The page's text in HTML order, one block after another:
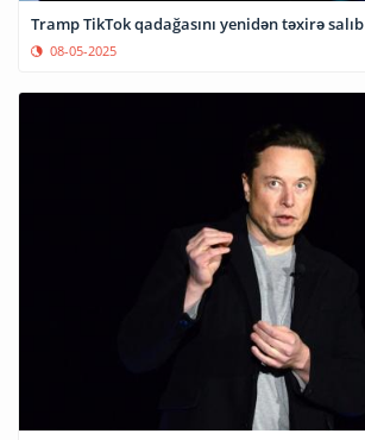
Tramp TikTok qadağasını yenidən təxirə salıb
08-05-2025